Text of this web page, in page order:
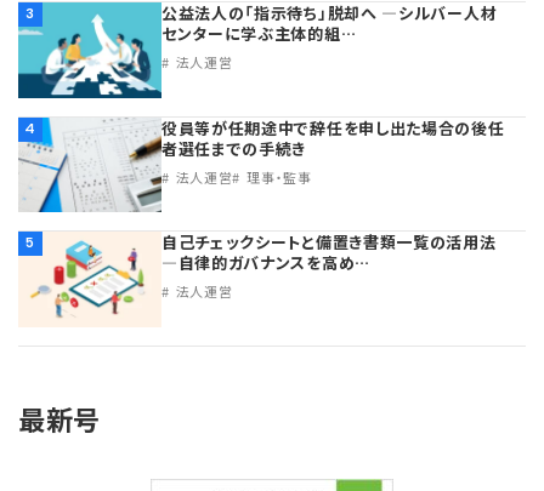
3
公益法人の「指示待ち」脱却へ ―シルバー人材
センターに学ぶ主体的組…
法人運営
4
役員等が任期途中で辞任を申し出た場合の後任
者選任までの手続き
法人運営 理事・監事
5
自己チェックシートと備置き書類一覧の活用法
―自律的ガバナンスを高め…
法人運営
最新号